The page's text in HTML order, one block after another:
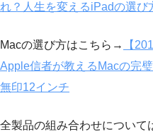
れ？人生を変えるiPadの選び
Macの選び方はこちら→
【
Apple信者が教えるMacの完
無印12インチ
全製品の組み合わせについて